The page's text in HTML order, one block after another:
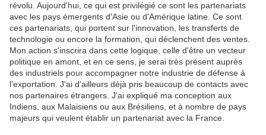
révolu. Aujourd'hui, ce qui est privilégié ce sont les partenariats
avec les pays émergents d'Asie ou d'Amérique latine. Ce sont
ces partenariats, qui portent sur l'innovation, les transferts de
technologie ou encore la formation, qui déclenchent des ventes.
Mon action s'inscrira dans cette logique, celle d'être un vecteur
politique en amont, et en ce sens, je serai très présent auprès
des industriels pour accompagner notre industrie de défense à
l'exportation. J'ai d'ailleurs déjà pris beaucoup de contacts avec
nos partenaires étrangers. J'ai expliqué ma conception aux
Indiens, aux Malaisiens ou aux Brésiliens, et à nombre de pays
majeurs qui veulent établir un partenariat avec la France.